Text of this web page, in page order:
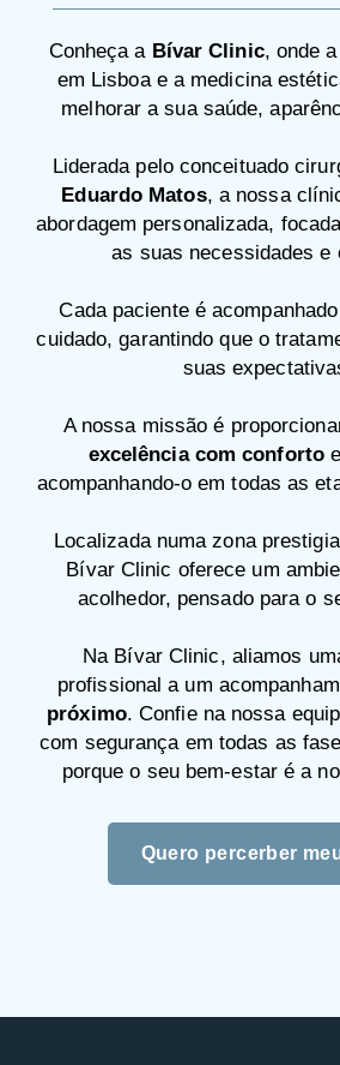
Conheça a Bívar Clinic, onde
em Lisboa e a medicina
melhorar a sua saúde,
Liderada pelo conceituado
Eduardo Matos, a nossa
abordagem personalizada,
as suas necessidades e
Cada paciente é
cuidado, garantindo que o
suas
A nossa missão é
excelência com conforto
acompanhando-o em todas as
Localizada numa zona
Bívar Clinic oferece um
acolhedor, pensado para o
Na Bívar Clinic, aliamos
profissional a um
próximo. Confie na nossa
com segurança em todas as
porque o seu bem-estar é a
Quero percerber